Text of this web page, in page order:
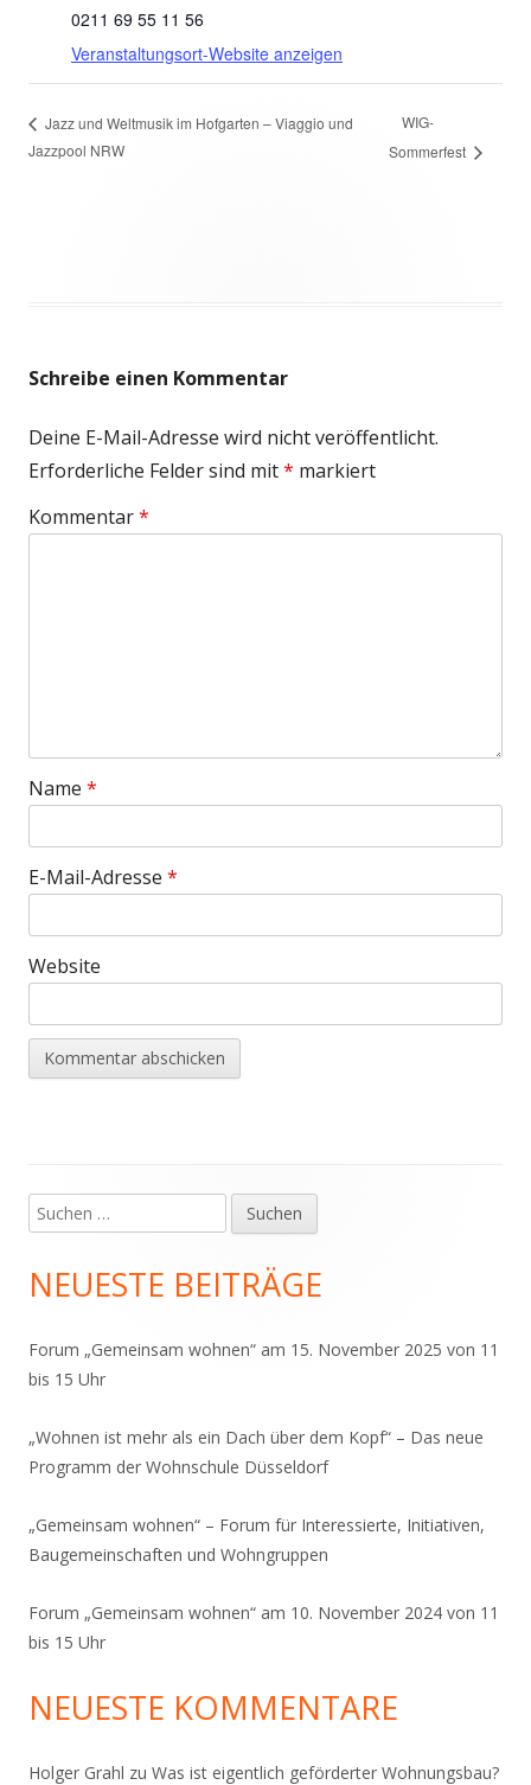
u
f
n
0211 69 55 11 56
Veranstaltungsort-Website anzeigen
Jazz und Weltmusik im Hofgarten – Viaggio und
Jazzpool NRW
WIG-
Sommerfest
Schreibe einen Kommentar
Deine E-Mail-Adresse wird nicht veröffentlicht.
Erforderliche Felder sind mit* markiert
Kommentar*
Name *
E-Mail-Adresse *
Website
Haupt-
Seitenleiste
Suchen
nach:
NEUESTE BEITRÄGE
Forum „Gemeinsam wohnen“ am 15. November 2025 von 11
bis 15 Uhr
„Wohnen ist mehr als ein Dach über dem Kopf“ – Das neue
Programm der Wohnschule Düsseldorf
„Gemeinsam wohnen“ – Forum für Interessierte, Initiativen,
Baugemeinschaften und Wohngruppen
Forum „Gemeinsam wohnen“ am 10. November 2024 von 11
bis 15 Uhr
NEUESTE KOMMENTARE
Holger Grahl zu Was ist eigentlich geförderter Wohnungsbau?